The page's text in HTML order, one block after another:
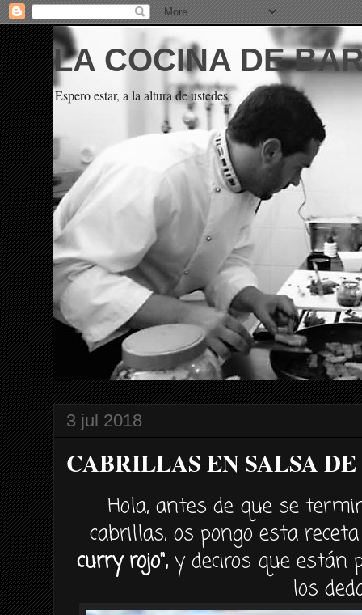
LA COCINA DE
Espero estar, a la altura de ustedes
3 jul 2018
CABRILLAS EN SALSA
Hola, antes de que se
cabrillas, os pongo esta
curry rojo", y deciros que están
los